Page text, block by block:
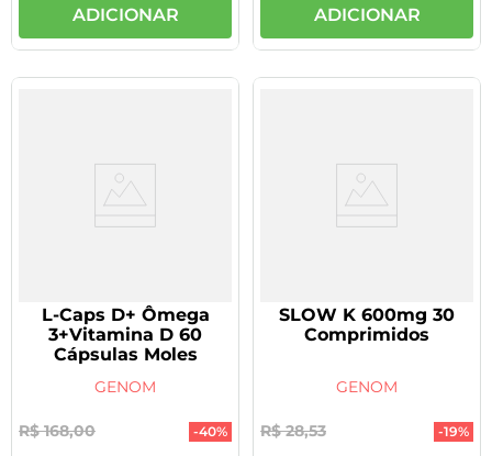
ADICIONAR ADICIONAR
L-Caps D+ Ômega
3+Vitamina D 60
Cápsulas Moles
GENOM
R$ 168,00 -40%
SLOW K 600mg 30
Comprimidos
GENOM
R$ 28,53 -19%